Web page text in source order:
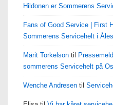
Hildonen er Sommerens
Fans of Good Service | First
Sommerens Servicehelt i
Märit Torkelson til
sommerens Servicehelt på
Wenche Andresen til